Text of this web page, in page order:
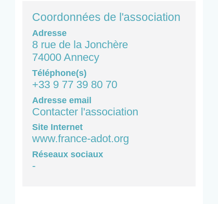
Coordonnées de l'association
Adresse
8 rue de la Jonchère
74000 Annecy
Téléphone(s)
+33 9 77 39 80 70
Adresse email
Contacter l'association
Site Internet
www.france-adot.org
Réseaux sociaux
-